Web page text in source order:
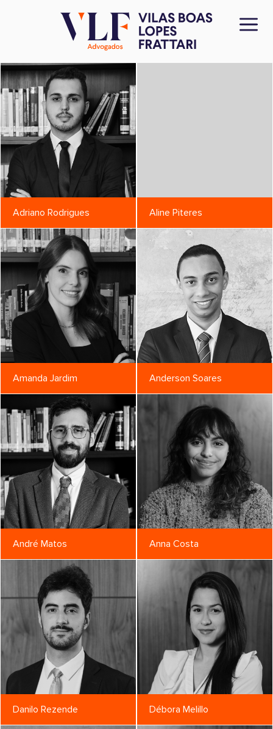
Adriano Rodrigues Aline Piteres
Amanda Jardim Anderson Soares
André Matos Anna Costa
Danilo Rezende Débora Melillo